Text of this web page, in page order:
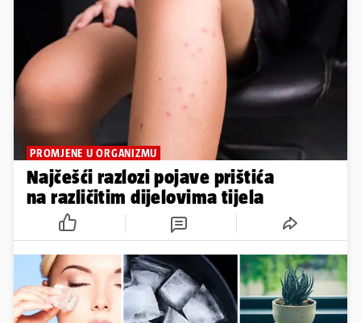
PROMJENE U ORGANIZMU
Najčešći razlozi pojave prištića
na različitim dijelovima tijela